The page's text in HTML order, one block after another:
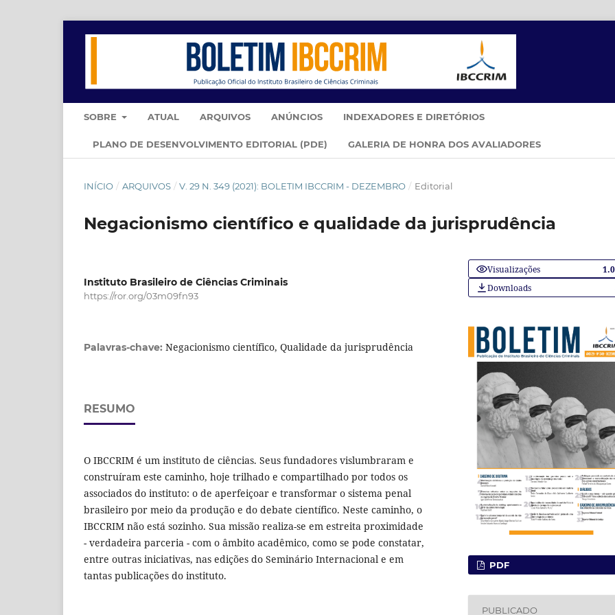
SOBRE ATUAL ARQUIVOS ANÚNCIOS INDEXADORES E DIRETÓRIOS
PLANO DE DESENVOLVIMENTO EDITORIAL (PDE) GALERIA DE HONRA DOS AVALIADORES
INÍCIO / ARQUIVOS / V. 29 N. 349 (2021): BOLETIM IBCCRIM - DEZEMBRO / Editorial
Negacionismo científico e qualidade da jurisprudência
Instituto Brasileiro de Ciências Criminais
https://ror.org/03m09fn93
Palavras-chave: Negacionismo científico, Qualidade da jurisprudência
RESUMO
O IBCCRIM é um instituto de ciências. Seus fundadores vislumbraram e
construíram este caminho, hoje trilhado e compartilhado por todos os
associados do instituto: o de aperfeiçoar e transformar o sistema penal
brasileiro por meio da produção e do debate científico. Neste caminho, o
IBCCRIM não está sozinho. Sua missão realiza-se em estreita proximidade
- verdadeira parceria - com o âmbito acadêmico, como se pode constatar,
entre outras iniciativas, nas edições do Seminário Internacional e em
tantas publicações do instituto.
Visualizações
Downloads
PDF
PUBLICADO